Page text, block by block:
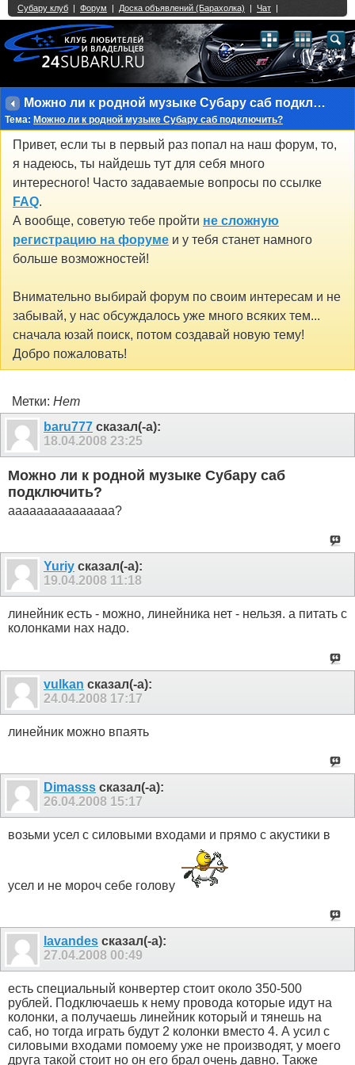
Можно ли к родной музыке Субару саб подключить?
Тема: Можно ли к родной музыке Субару саб подключить?
Привет, если ты в первый раз попал на наш форум, то,
я надеюсь, ты найдешь тут для себя много
интересного! Часто задаваемые вопросы по ссылке
FAQ.
А вообще, советую тебе пройти не сложную
регистрацию на форуме и у тебя станет намного
больше возможностей!
Внимательно выбирай форум по своим интересам и не
забывай, у нас обсуждалось уже много всяких тем...
сначала юзай поиск, потом создавай новую тему!
Добро пожаловать!
Метки: Нет
baru777 сказал(-а):
18.04.2008 23:25
Можно ли к родной музыке Субару саб
подключить?
ааааааааааааааа?
Yuriy сказал(-а):
19.04.2008 11:18
линейник есть - можно, линейника нет - нельзя. а питать с
колонками нах надо.
vulkan сказал(-а):
24.04.2008 17:17
линейник можно впаять
Dimasss сказал(-а):
26.04.2008 15:17
возьми усел с силовыми входами и прямо с акустики в
усел и не мороч себе голову
lavandes сказал(-а):
27.04.2008 00:49
есть специальный конвертер стоит около 350-500
рублей. Подключаешь к нему провода которые идут на
колонки, а получаешь линейник который и тянешь на
саб, но тогда играть будут 2 колонки вместо 4. А усил с
силовыми входами помоему уже не производят, у моего
друга такой стоит но он его брал очень давно. Также
Single Sign On provided byvBSSO
2 3 4 5 6 7 8 9 10 11 12 13 14 15 16 17 18 21 22 23 24 25 26
27 28 29 30 31 32 33 34 35 36 37 38 39 40 41 42 43